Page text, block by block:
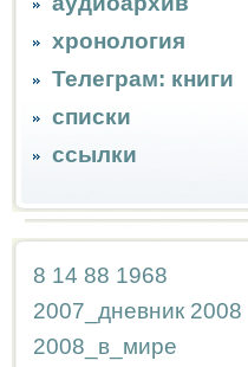
хронология
Телеграм: книги
списки
ссылки
8 14 88 1968
2007_дневник 2008
2008_в_мире